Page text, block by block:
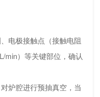
电极接触点（接触电阻
min）等关键部位，确认
炉腔进行预抽真空，当